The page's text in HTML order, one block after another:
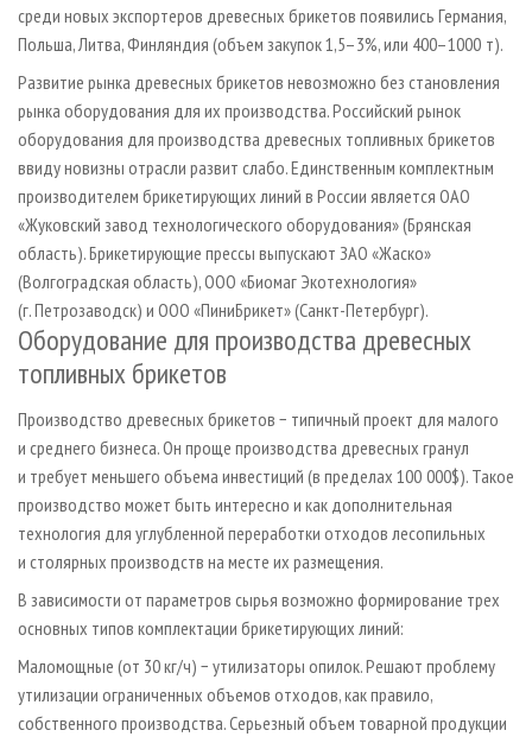
среди новых экспортеров древесных брикетов появились Германия,
Польша, Литва, Финляндия (объем закупок 1,5–3%, или 400–1000 т).
Развитие рынка древесных брикетов невозможно без становления
рынка оборудования для их производства. Российский рынок
оборудования для производства древесных топливных брикетов
ввиду новизны отрасли развит слабо. Единственным комплектным
производителем брикетирующих линий в России является ОАО
«Жуковский завод технологического оборудования» (Брянская
область). Брикетирующие прессы выпускают ЗАО «Жаско»
(Волгоградская область), ООО «Биомаг Экотехнология»
(г. Петрозаводск) и ООО «ПиниБрикет» (Санкт-Петербург).
Оборудование для производства древесных
топливных брикетов
Производство древесных брикетов − типичный проект для малого
и среднего бизнеса. Он проще производства древесных гранул
и требует меньшего объема инвестиций (в пределах 100 000$). Такое
производство может быть интересно и как дополнительная
технология для углубленной переработки отходов лесопильных
и столярных производств на месте их размещения.
В зависимости от параметров сырья возможно формирование трех
основных типов комплектации брикетирующих линий:
Маломощные (от 30 кг/ч) − утилизаторы опилок. Решают проблему
утилизации ограниченных объемов отходов, как правило,
собственного производства. Серьезный объем товарной продукции